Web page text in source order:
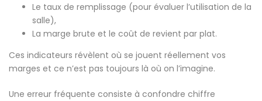
Le taux de remplissage (pour évaluer l’utilisation de la
salle),
La marge brute et le coût de revient par plat.
Ces indicateurs révèlent où se jouent réellement vos
marges et ce n’est pas toujours là où on l’imagine.
Une erreur fréquente consiste à confondre chiffre